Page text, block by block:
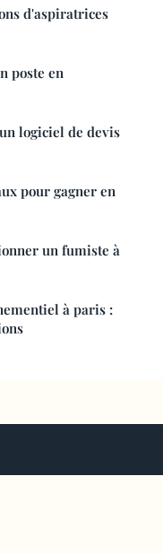
d'aspiratrices
poste en
logiciel de devis
pour gagner en
un fumiste à
à paris :